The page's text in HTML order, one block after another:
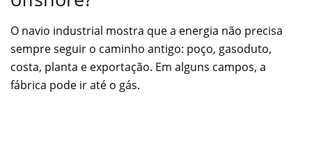
O navio industrial mostra que a energia não precisa
sempre seguir o caminho antigo: poço, gasoduto,
costa, planta e exportação. Em alguns campos, a
fábrica pode ir até o gás.